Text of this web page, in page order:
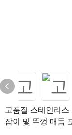
고품질 스테인리
잡이 및 뚜껑 매듭